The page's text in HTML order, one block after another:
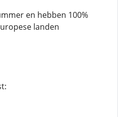
en hebben 100%
landen